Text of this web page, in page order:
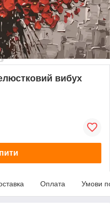
вибух
Оплата Умови